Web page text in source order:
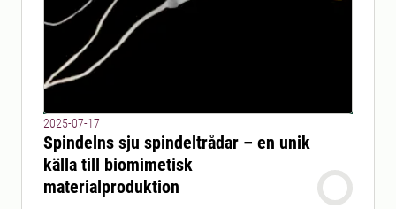
2025-07-17
Spindelns sju spindeltrådar – en unik
källa till biomimetisk
materialproduktion